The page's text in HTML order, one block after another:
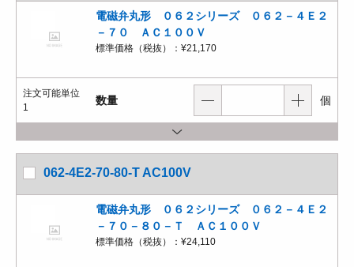
電磁弁丸形 ０６２シリーズ ０６２－４Ｅ２
－７０ ＡＣ１００Ｖ
標準価格（税抜）： ¥21,170
注文可能単位
1
数量 個
062-4E2-70-80-T AC100V
電磁弁丸形 ０６２シリーズ ０６２－４Ｅ２
－７０－８０－Ｔ ＡＣ１００Ｖ
標準価格（税抜）： ¥24,110